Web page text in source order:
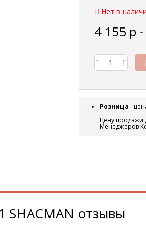
Нет в
4 155 р -
Розница -
Цену продажи
Менеджеров
SHACMAN отзывы